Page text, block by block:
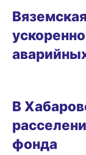
В
фонда